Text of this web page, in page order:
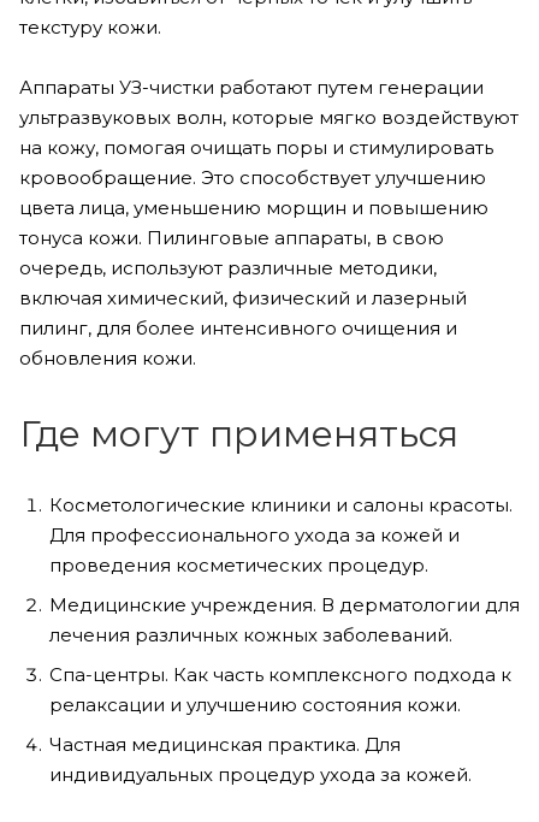
текстуру кожи.
Аппараты УЗ-чистки работают путем генерации
ультразвуковых волн, которые мягко воздействуют
на кожу, помогая очищать поры и стимулировать
кровообращение. Это способствует улучшению
цвета лица, уменьшению морщин и повышению
тонуса кожи. Пилинговые аппараты, в свою
очередь, используют различные методики,
включая химический, физический и лазерный
пилинг, для более интенсивного очищения и
обновления кожи.
Где могут применяться
Косметологические клиники и салоны красоты.
Для профессионального ухода за кожей и
проведения косметических процедур.
Медицинские учреждения. В дерматологии для
лечения различных кожных заболеваний.
Спа-центры. Как часть комплексного подхода к
релаксации и улучшению состояния кожи.
Частная медицинская практика. Для
индивидуальных процедур ухода за кожей.